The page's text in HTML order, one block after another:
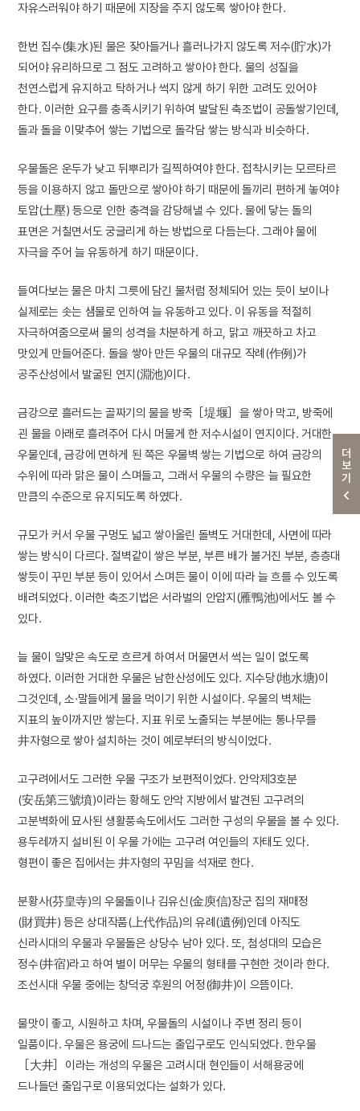
더보기
자유스러워야 하기 때문에 지장을 주지 않도록 쌓아야 한다.
한번 집수(集水)된 물은 잦아들거나 흘러나가지 않도록 저수(貯水)가
되어야 유리하므로 그 점도 고려하고 쌓아야 한다. 물의 성질을
천연스럽게 유지하고 탁하거나 썩지 않게 하기 위한 고려도 있어야
한다. 이러한 요구를 충족시키기 위하여 발달된 축조법이 공돌쌓기인데,
돌과 돌을 이맞추어 쌓는 기법으로 돌각담 쌓는 방식과 비슷하다.
우물돌은 운두가 낮고 뒤뿌리가 길찍하여야 한다. 접착시키는 모르타르
등을 이용하지 않고 돌만으로 쌓아야 하기 때문에 돌끼리 편하게 놓여야
토압(土壓) 등으로 인한 충격을 감당해낼 수 있다. 물에 닿는 돌의
표면은 거칠면서도 궁글리게 하는 방법으로 다듬는다. 그래야 물에
자극을 주어 늘 유동하게 하기 때문이다.
들여다보는 물은 마치 그릇에 담긴 물처럼 정체되어 있는 듯이 보이나
실제로는 솟는 샘물로 인하여 늘 유동하고 있다. 이 유동을 적절히
자극하여줌으로써 물의 성격을 차분하게 하고, 맑고 깨끗하고 차고
맛있게 만들어준다. 돌을 쌓아 만든 우물의 대규모 작례(作例)가
공주산성에서 발굴된 연지(淵池)이다.
금강으로 흘러드는 골짜기의 물을 방죽［堤堰］을 쌓아 막고, 방죽에
괸 물을 아래로 흘려주어 다시 머물게 한 저수시설이 연지이다. 거대한
우물인데, 금강에 면하게 된 쪽은 우물벽 쌓는 기법으로 하여 금강의
수위에 따라 맑은 물이 스며들고, 그래서 우물의 수량은 늘 필요한
만큼의 수준으로 유지되도록 하였다.
규모가 커서 우물 구멍도 넓고 쌓아올린 돌벽도 거대한데, 사면에 따라
쌓는 방식이 다르다. 절벽같이 쌓은 부분, 부른 배가 불거진 부분, 층층대
쌓듯이 꾸민 부분 등이 있어서 스며든 물이 이에 따라 늘 흐를 수 있도록
배려되었다. 이러한 축조기법은 서라벌의 안압지(雁鴨池)에서도 볼 수
있다.
늘 물이 알맞은 속도로 흐르게 하여서 머물면서 썩는 일이 없도록
하였다. 이러한 거대한 우물은 남한산성에도 있다. 지수당(地水塘)이
그것인데, 소·말들에게 물을 먹이기 위한 시설이다. 우물의 벽체는
지표의 높이까지만 쌓는다. 지표 위로 노출되는 부분에는 통나무를
井자형으로 쌓아 설치하는 것이 예로부터의 방식이었다.
고구려에서도 그러한 우물 구조가 보편적이었다. 안악제3호분
(安岳第三號墳)이라는 황해도 안악 지방에서 발견된 고구려의
고분벽화에 묘사된 생활풍속도에서도 그러한 구성의 우물을 볼 수 있다.
용두레까지 설비된 이 우물 가에는 고구려 여인들의 자태도 있다.
형편이 좋은 집에서는 井자형의 꾸밈을 석재로 한다.
분황사(芬皇寺)의 우물돌이나 김유신(金庾信)장군 집의 재매정
(財買井) 등은 상대작품(上代作品)의 유례(遺例)인데 아직도
신라시대의 우물과 우물돌은 상당수 남아 있다. 또, 첨성대의 모습은
정수(井宿)라고 하여 별이 머무는 우물의 형태를 구현한 것이라 한다.
조선시대 우물 중에는 창덕궁 후원의 어정(御井)이 으뜸이다.
물맛이 좋고, 시원하고 차며, 우물돌의 시설이나 주변 정리 등이
일품이다. 우물은 용궁에 드나드는 출입구로도 인식되었다. 한우물
［大井］이라는 개성의 우물은 고려시대 현인들이 서해용궁에
드나들던 출입구로 이용되었다는 설화가 있다.